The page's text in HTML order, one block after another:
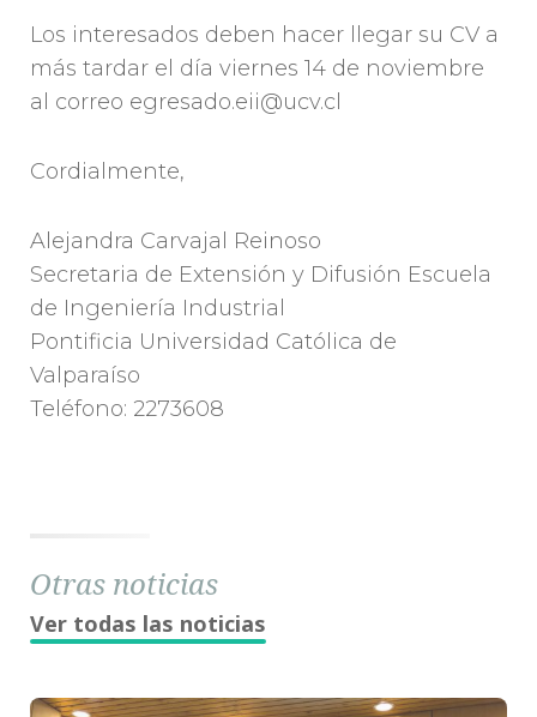
Los interesados deben hacer llegar su CV a
más tardar el día viernes 14 de noviembre
al correo egresado.eii@ucv.cl
Cordialmente,
Alejandra Carvajal Reinoso
Secretaria de Extensión y Difusión Escuela
de Ingeniería Industrial
Pontificia Universidad Católica de
Valparaíso
Teléfono: 2273608
Otras noticias
Ver todas las noticias